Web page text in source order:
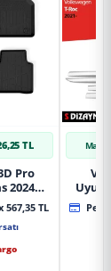
TL
Pro
2024
567,35 TL
Yan